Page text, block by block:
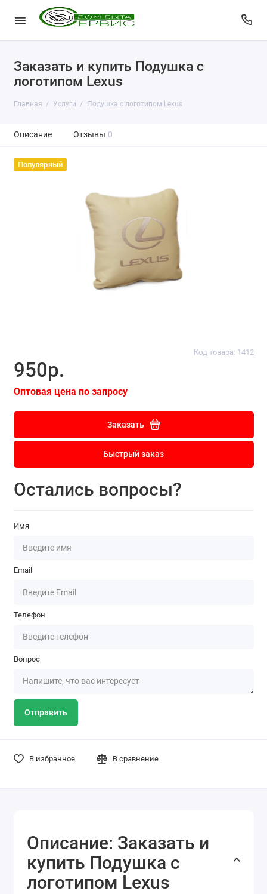
Заказать и купить Подушка с
логотипом Lexus
Главная Услуги Подушка с логотипом Lexus
Описание Отзывы 0
Популярный
Код товара: 1412
950р.
Оптовая цена по запросу
Заказать
Быстрый заказ
Остались вопросы?
Имя
Email
Телефон
Вопрос
Отправить
В избранное В сравнение
Описание: Заказать и
купить Подушка с
логотипом Lexus